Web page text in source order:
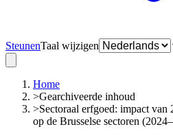
SteunenTaal wijzigen
Home
>Gearchiveerde inhoud
>Sectoraal erfgoed: impact van
op de Brusselse sectoren